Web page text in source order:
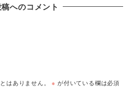
へのコメント
はありません。 ※ が付いている欄は必須